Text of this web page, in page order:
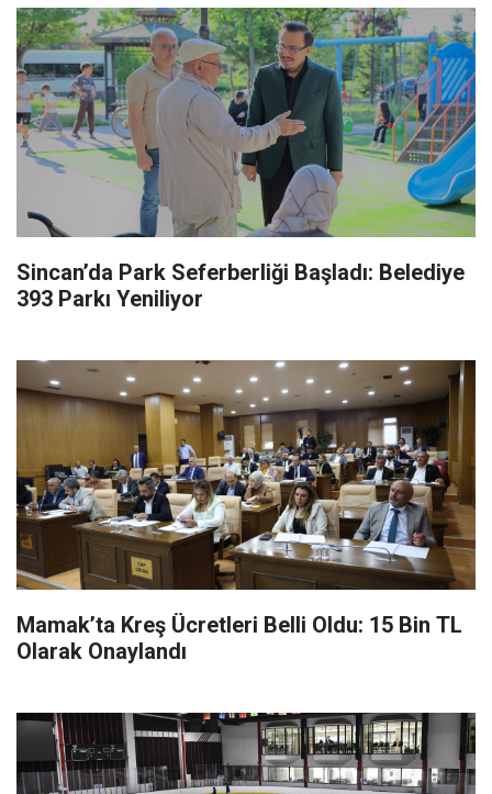
Sincan’da Park Seferberliği Başladı: Belediye
393 Parkı Yeniliyor
Mamak’ta Kreş Ücretleri Belli Oldu: 15 Bin TL
Olarak Onaylandı